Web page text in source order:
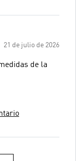
21 de julio de 2026
de la